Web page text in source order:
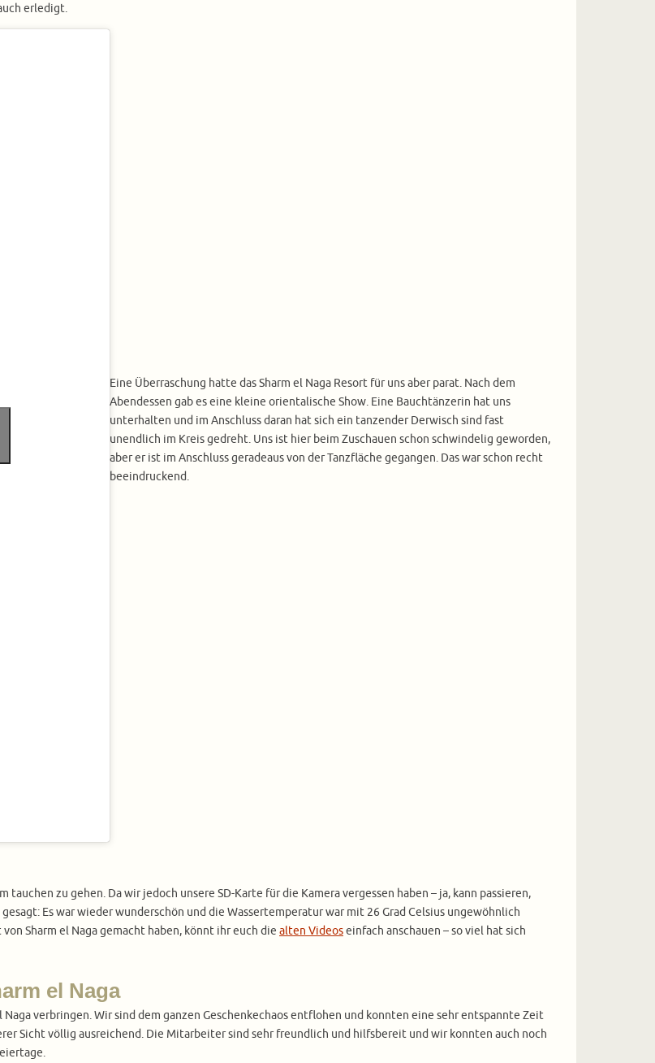
erledigt.
Eine Überraschung hatte das Sharm el Naga Resort für uns aber parat. Nach dem
Abendessen gab es eine kleine orientalische Show. Eine Bauchtänzerin hat uns
unterhalten und im Anschluss daran hat sich ein tanzender Derwisch sind fast
unendlich im Kreis gedreht. Uns ist hier beim Zuschauen schon schwindelig geworden,
aber er ist im Anschluss geradeaus von der Tanzfläche gegangen. Das war schon recht
beeindruckend.
zu gehen. Da wir jedoch unsere SD-Karte für die Kamera vergessen haben – ja, kann passieren,
Es war wieder wunderschön und die Wassertemperatur war mit 26 Grad Celsius ungewöhnlich
Sharm el Naga gemacht haben, könnt ihr euch die alten Videoseinfach anschauen – so viel hat sich
el Naga
verbringen. Wir sind dem ganzen Geschenkechaos entflohen und konnten eine sehr entspannte Zeit
Sicht völlig ausreichend. Die Mitarbeiter sind sehr freundlich und hilfsbereit und wir konnten auch noch